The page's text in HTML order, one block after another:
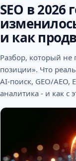
SEO в 2026
и как
Разбор, который не
позиции». Что
AI-поиск, GEO/AEO,
аналитика - и как с